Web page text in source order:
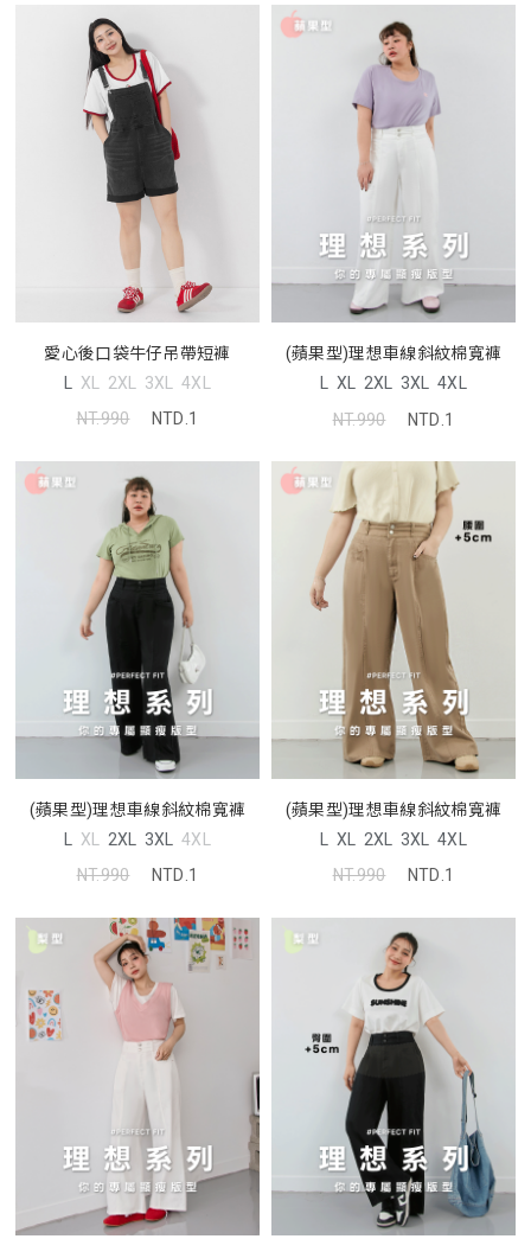
愛心後口袋牛仔吊帶短褲
L XL 2XL 3XL 4XL
NT.990
NTD.1
(蘋果型)理想車線斜紋棉寬褲
L XL 2XL 3XL 4XL
NT.990
NTD.1
(蘋果型)理想車線斜紋棉寬褲
L XL 2XL 3XL 4XL
NT.990
NTD.1
(蘋果型)理想車線斜紋棉寬褲
L XL 2XL 3XL 4XL
NT.990
NTD.1